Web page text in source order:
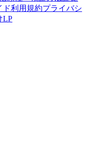
ド利用規約プライバシ
LP